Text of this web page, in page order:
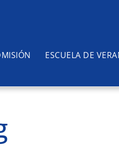
ESCUELA DE